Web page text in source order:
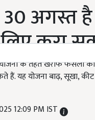
अगस्त
करा
योजना के तहत खरीफ फसलों
हैं. यह योजना बाढ़, सूखा,
12:09 PM IST